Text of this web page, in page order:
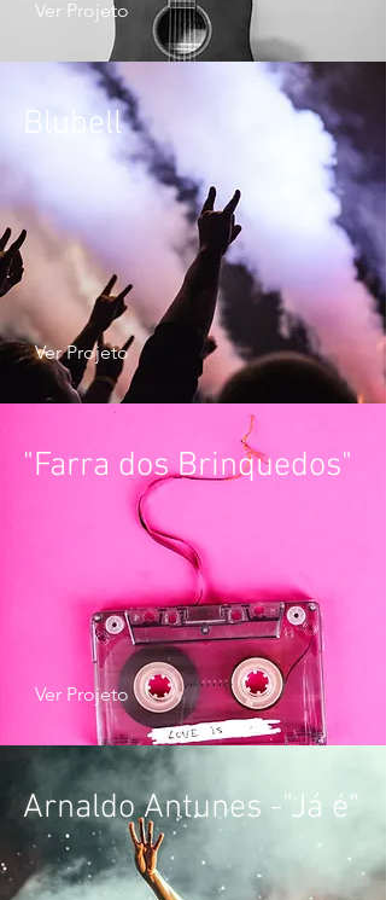
Ver Projeto
Blubell
Ver Projeto
"Farra dos Brinquedos"
Ver Projeto
Arnaldo Antunes -"Já é"